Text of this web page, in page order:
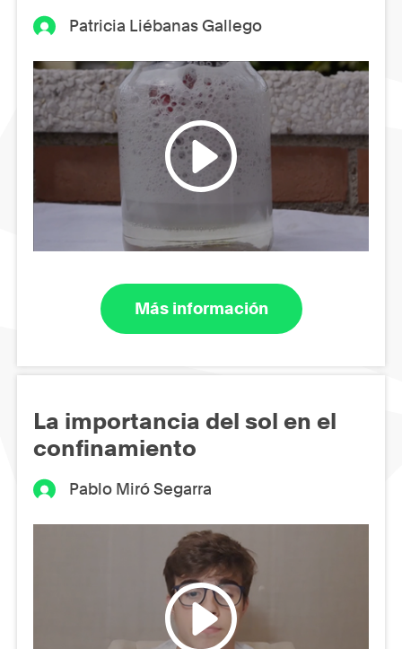
Patricia Liébanas Gallego
Más información
La importancia del sol en el
confinamiento
Pablo Miró Segarra